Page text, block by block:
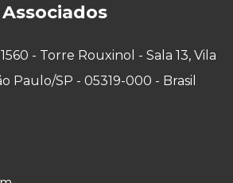
Associados
- Torre Rouxinol - Sala 13, Vila
Paulo/SP - 05319-000 - Brasil